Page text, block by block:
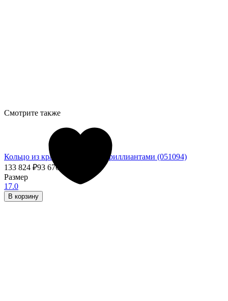
Кольцо из красного золота с бриллиантами (051094)
133 824 ₽93 676,80
Размер
17.0
В корзину
Смотрите также